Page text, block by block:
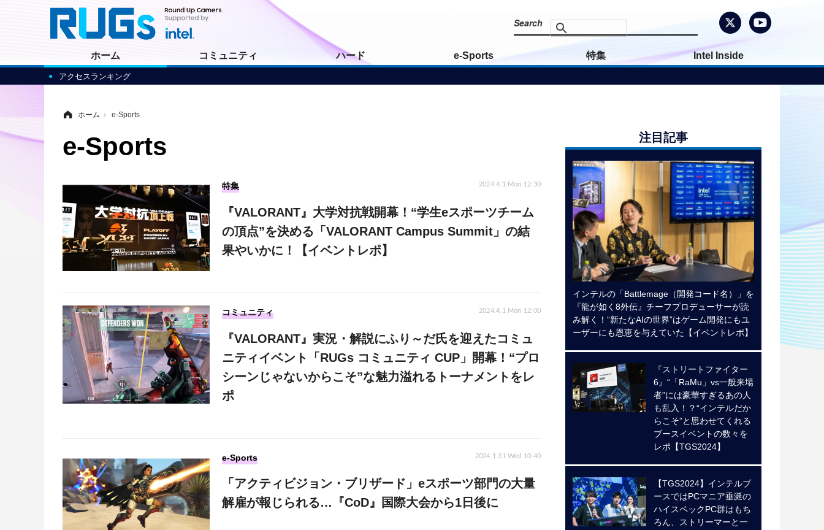
ホーム
アクセスランキング
コミュニティ ハード e-Sports 特集 Intel Inside
ホーム › e-Sports
e-Sports
特集 2024.4.1 Mon 12:30
『VALORANT』大学対抗戦開幕！“学生eスポーツチーム
の頂点”を決める「VALORANT Campus Summit」の結
果やいかに！【イベントレポ】
コミュニティ 2024.4.1 Mon 12:00
『VALORANT』実況・解説にふり～だ氏を迎えたコミュ
ニティイベント「RUGs コミュニティ CUP」開幕！“プロ
シーンじゃないからこそ”な魅力溢れるトーナメントをレ
ポ
e-Sports 2024.1.31 Wed 10:40
「アクティビジョン・ブリザード」eスポーツ部門の大量
解雇が報じられる…『CoD』国際大会から1日後に
注目記事
インテルの「Battlemage（開発コード名）」を
『龍が如く8外伝』チーフプロデューサーが読
み解く！“新たなAIの世界”はゲーム開発にもユ
ーザーにも恩恵を与えていた【イベントレポ】
『ストリートファイター
6』“「RaMu」vs一般来場
者”には豪華すぎるあの人
も乱入！？“インテルだか
らこそ”と思わせてくれる
ブースイベントの数々を
レポ【TGS2024】
【TGS2024】インテルブ
ースではPCマニア垂涎の
ハイスペックPC群はもち
ろん、ストリーマーと一